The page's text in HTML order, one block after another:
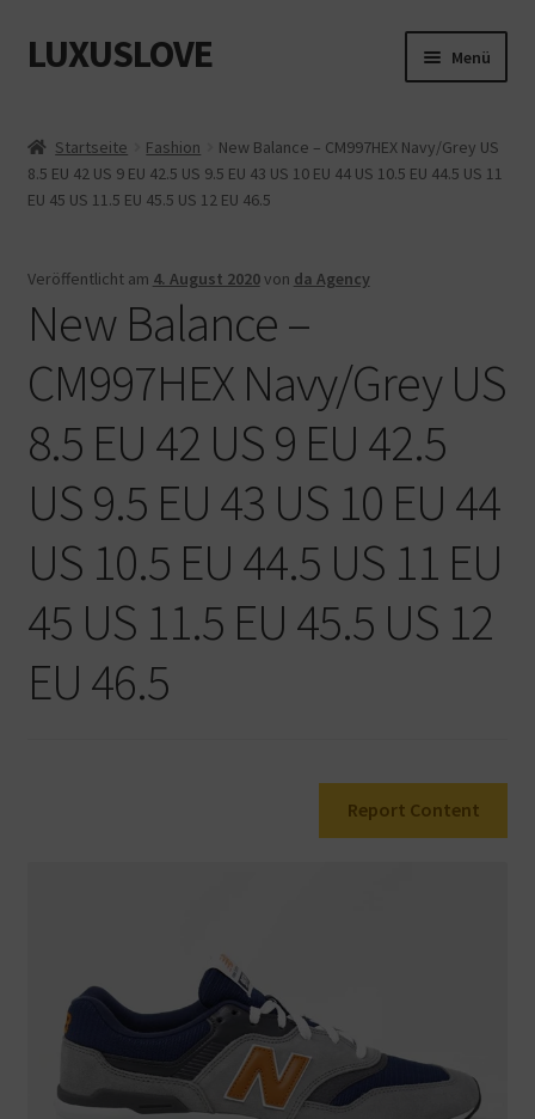
Zur
Navigation
Zum
Inhalt
LUXUSLOVE Menü
Cookie-Richtlinie (EU)
Impressum
Kasse
Mein Konto
Shop
Warenkorb
Startseite Fashion
New Balance – CM997HEX Navy/Grey US
8.5 EU 42 US 9 EU 42.5 US 9.5 EU 43 US 10 EU 44 US 10.5 EU 44.5 US 11
EU 45 US 11.5 EU 45.5 US 12 EU 46.5
Veröffentlicht am 4. August 2020von da Agency
New Balance –
CM997HEX Navy/Grey US
8.5 EU 42 US 9 EU 42.5
US 9.5 EU 43 US 10 EU 44
US 10.5 EU 44.5 US 11 EU
45 US 11.5 EU 45.5 US 12
EU 46.5
Report Content